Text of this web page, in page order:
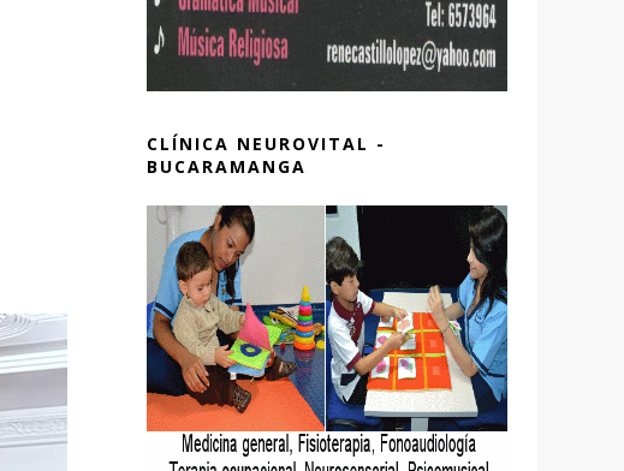
CLÍNICA NEUROVITAL -
BUCARAMANGA